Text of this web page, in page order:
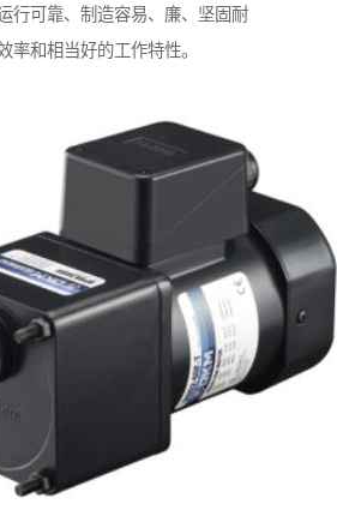
行可靠、制造容易、廉、坚固耐
率和相当好的工作特性。